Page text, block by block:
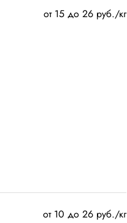
от 15 до 26 руб./кг
от 10 до 26 руб./кг